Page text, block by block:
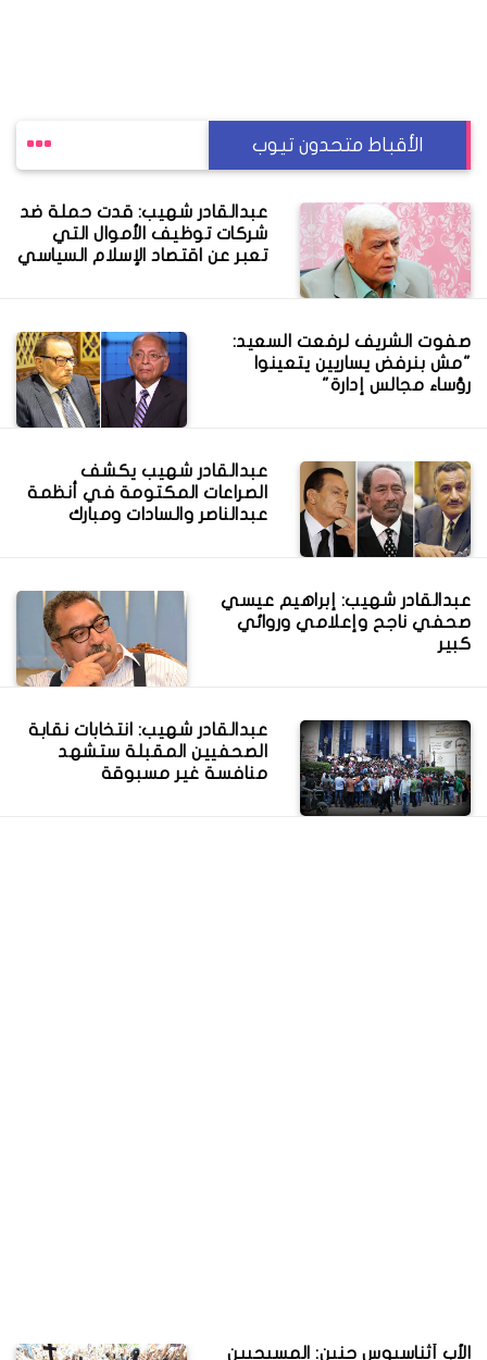
الأقباط متحدون تيوب
عبدالقادر شهيب: قدت حملة ضد
شركات توظيف الأموال التي
تعبر عن اقتصاد الإسلام السياسي
صفوت الشريف لرفعت السعيد:
"مش بنرفض يساريين يتعينوا
رؤساء مجالس إدارة"
عبدالقادر شهيب يكشف
الصراعات المكتومة في أنظمة
عبدالناصر والسادات ومبارك
عبدالقادر شهيب: إبراهيم عيسي
صحفي ناجح وإعلامي وروائي
كبير
عبدالقادر شهيب: انتخابات نقابة
الصحفيين المقبلة ستشهد
منافسة غير مسبوقة
الأب أثناسيوس حنين: المسيحيين